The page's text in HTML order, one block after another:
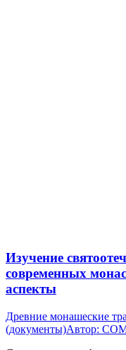
Изучение
современных
аспекты
Древние монашеские
(документы)Автор: